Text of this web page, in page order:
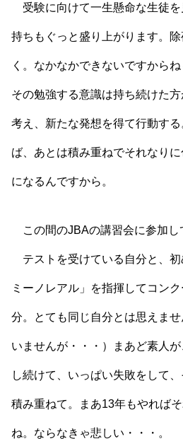
受験に向けて一生懸命な生徒
持ちもぐっと盛り上がります。
く。なかなかできないですから
その勉強する意識は持ち続けた方
考え、新たな発想を得て行動す
ば、あとは積み重ねでそれなり
になるんですから。
この間のJBAの講習会に参加し
テストを受けている自分と、初
ミーノレアル」を指揮してコン
分。とても同じ自分とは思えま
いませんが・・・）まあど素人
し続けて、いっぱい失敗をして
積み重ねて。まあ13年もやれば
ね。ならなきゃ悲しい・・・。